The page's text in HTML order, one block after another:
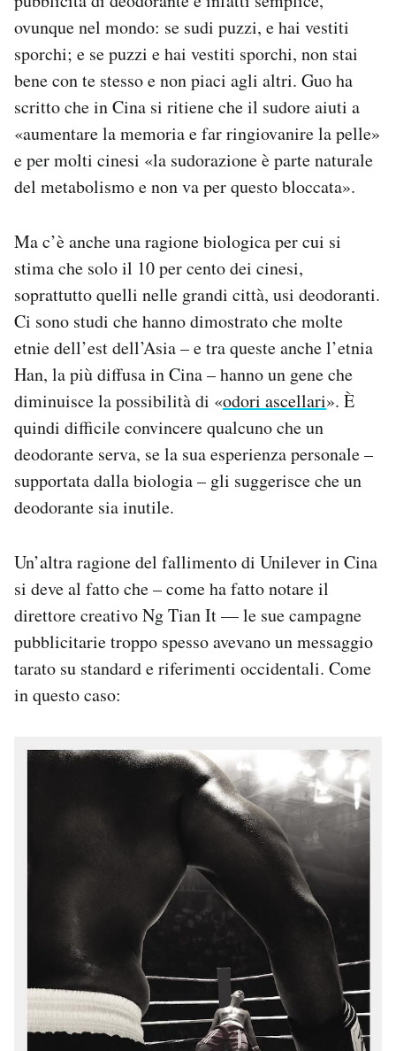
ovunque nel mondo: se sudi puzzi, e hai vestiti
sporchi; e se puzzi e hai vestiti sporchi, non stai
bene con te stesso e non piaci agli altri. Guo ha
scritto che in Cina si ritiene che il sudore aiuti a
«aumentare la memoria e far ringiovanire la pelle»
e per molti cinesi «la sudorazione è parte naturale
del metabolismo e non va per questo bloccata».
Ma c’è anche una ragione biologica per cui si
stima che solo il 10 per cento dei cinesi,
soprattutto quelli nelle grandi città, usi deodoranti.
Ci sono studi che hanno dimostrato che molte
etnie dell’est dell’Asia – e tra queste anche l’etnia
Han, la più diffusa in Cina – hanno un gene che
diminuisce la possibilità di «odori ascellari». È
quindi difficile convincere qualcuno che un
deodorante serva, se la sua esperienza personale –
supportata dalla biologia – gli suggerisce che un
deodorante sia inutile.
Un’altra ragione del fallimento di Unilever in Cina
si deve al fatto che – come ha fatto notare il
direttore creativo Ng Tian It — le sue campagne
pubblicitarie troppo spesso avevano un messaggio
tarato su standard e riferimenti occidentali. Come
in questo caso: